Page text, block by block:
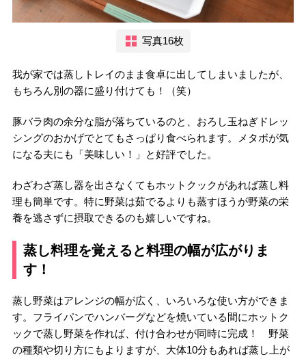
写真16枚
我が家では蒸しトレイのまま食卓に出してしまいましたが、
もちろん別の器に盛り付けても！（笑）
豚バラ肉の余分な脂が落ちているのと、おろし玉ねぎドレッ
シングのおかげでとてもさっぱり食べられます。メタボが気
になる夫にも「美味しい！」と好評でした。
わざわざ蒸し器を出さなくてもホットクックがあれば蒸し料
理も簡単です。特に野菜は茹でるよりも蒸すほうが野菜の栄
養を逃さずに摂取できるのも嬉しいですね。
蒸し料理を覚えると料理の幅が広がりま
す！
蒸し野菜はアレンジの幅が広く、いろいろな使い方ができま
す。フライパンでハンバーグなどを焼いている間にホットク
ックで蒸し野菜を作れば、付け合わせが同時に完成！ 野菜
の種類や切り方にもよりますが、大体10分もあれば蒸し上が